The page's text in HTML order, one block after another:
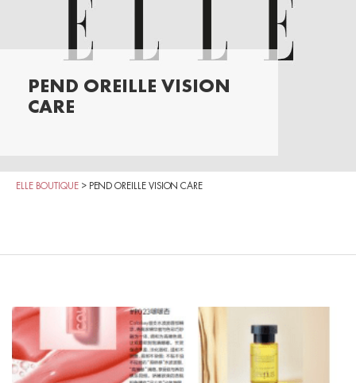
PEND OREILLE VISION
CARE
ELLE BOUTIQUE > PEND OREILLE VISION CARE